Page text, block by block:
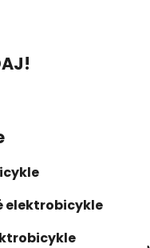
elektrobicykle